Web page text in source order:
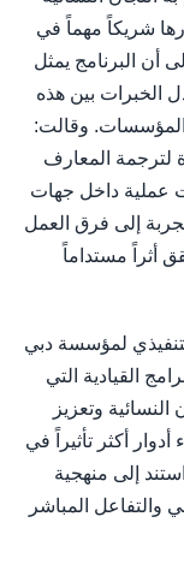
شريكاً مهماً في
أن البرنامج يمثل
الخبرات بين هذه
والمؤسسات. وقالت:
لترجمة المعارف
عملية داخل جهات
إلى فرق العمل
أثراً مستداماً
لمؤسسة دبي
القيادية التي
وتعزيز
أدوار أكثر تأثيراً في
إلى منهجية
والتفاعل المباشر